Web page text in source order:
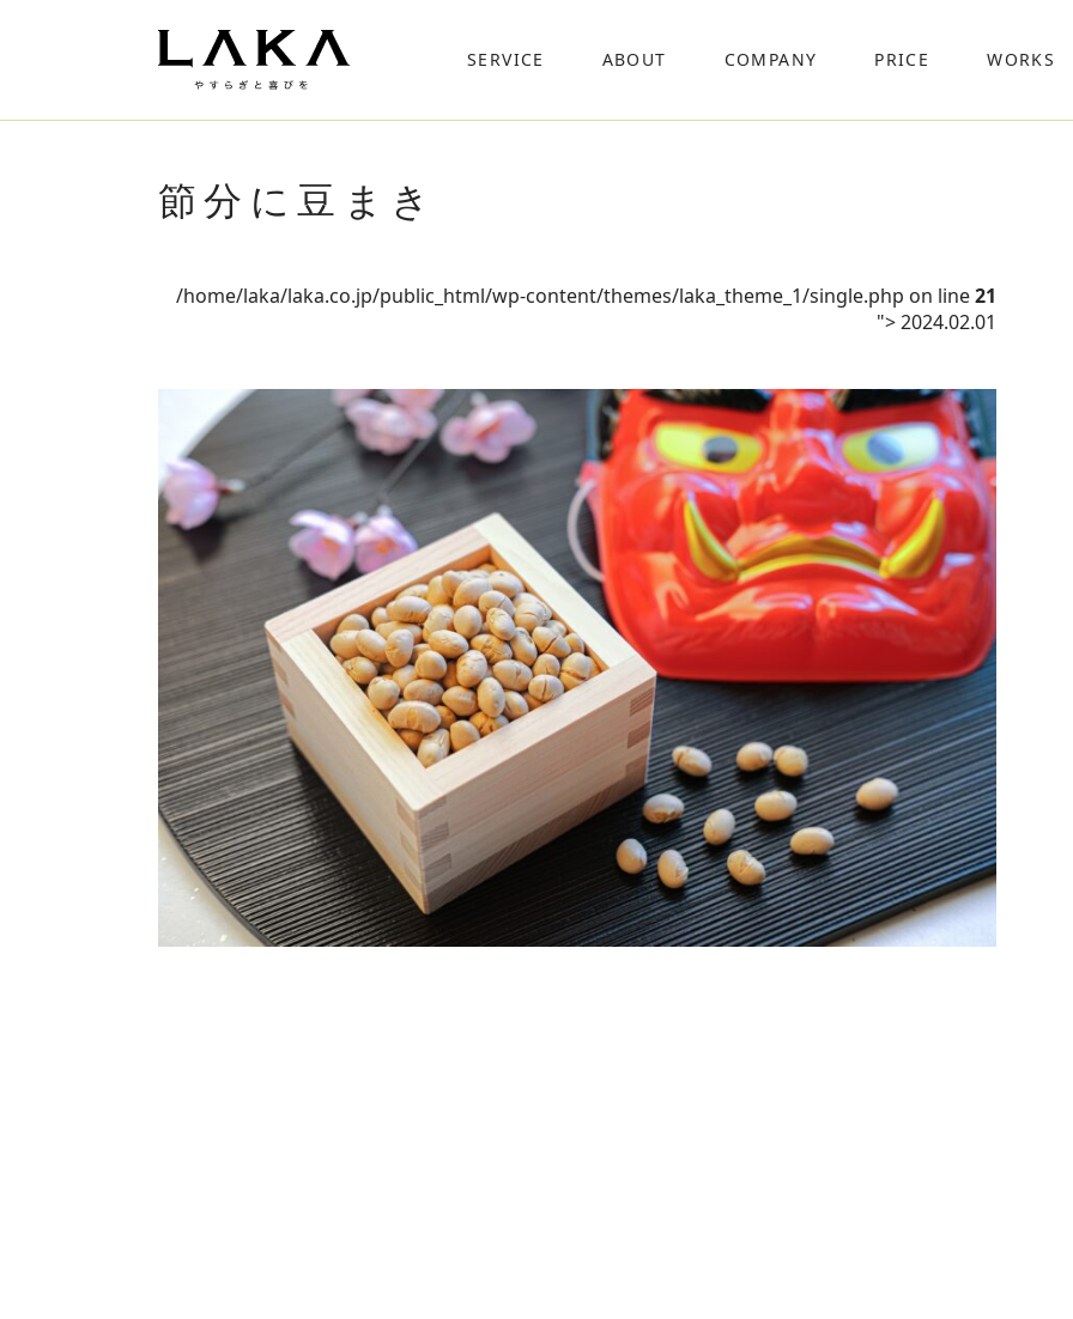
SERVICE ABOUT COMPANY PRICE WORKS
節分に豆まき
/home/laka/laka.co.jp/public_html/wp-content/themes/laka_theme_1/single.php on line21
">2024.02.01